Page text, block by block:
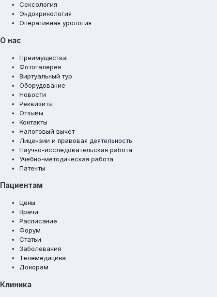
Сексология
Эндокринология
Оперативная урология
О нас
Преимущества
Фотогалерея
Виртуальный тур
Оборудование
Новости
Реквизиты
Отзывы
Контакты
Налоговый вычет
Лицензии и правовая деятельность
Научно-исследовательская работа
Учебно-методическая работа
Патенты
Пациентам
Цены
Врачи
Расписание
Форум
Статьи
Заболевания
Телемедицина
Донорам
Клиника